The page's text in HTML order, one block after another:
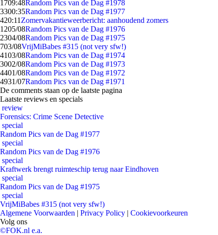
1709:48Random Pics van de Dag #1978
3300:35Random Pics van de Dag #1977
420:11 Zomervakantieweerbericht: aanhoudend zomers
1205/08Random Pics van de Dag #1976
2304/08Random Pics van de Dag #1975
703/08VrijMiBabes #315 (not very sfw!)
4103/08Random Pics van de Dag #1974
3002/08Random Pics van de Dag #1973
4401/08Random Pics van de Dag #1972
4931/07Random Pics van de Dag #1971
De comments staan op de laatste pagina
Laatste reviews en specials
review
Forensics: Crime Scene Detective
special
Random Pics van de Dag #1977
special
Random Pics van de Dag #1976
special
Kraftwerk brengt ruimteschip terug naar Eindhoven
special
Random Pics van de Dag #1975
special
VrijMiBabes #315 (not very sfw!)
Algemene Voorwaarden | Privacy Policy | Cookievoorkeuren
Volg ons
©FOK.nl e.a.